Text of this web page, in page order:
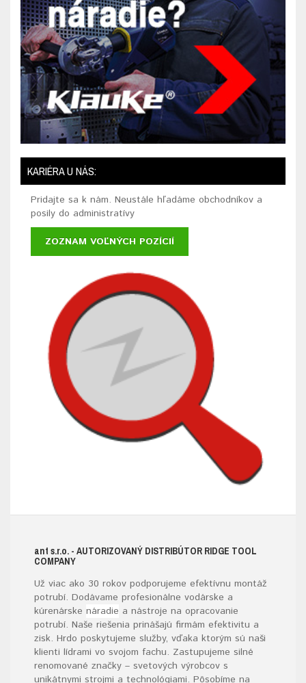
KARIÉRA U NÁS:
Pridajte sa k nám. Neustále hľadáme obchodníkov a
posily do administratívy
ZOZNAM VOĽNÝCH POZÍCIÍ
ant s.r.o. - AUTORIZOVANÝ DISTRIBÚTOR RIDGE TOOL
COMPANY
Už viac ako 30 rokov podporujeme efektívnu montáž
potrubí. Dodávame profesionálne vodárske a
kúrenárske náradie a nástroje na opracovanie
potrubí. Naše riešenia prinášajú firmám efektivitu a
zisk. Hrdo poskytujeme služby, vďaka ktorým sú naši
klienti lídrami vo svojom fachu. Zastupujeme silné
renomované značky – svetových výrobcov s
unikátnymi strojmi a technológiami. Pôsobíme na